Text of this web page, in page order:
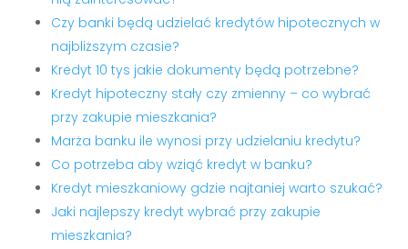
Czy banki będą udzielać kredytów hipotecznych w
najbliższym czasie?
Kredyt 10 tys jakie dokumenty będą potrzebne?
Kredyt hipoteczny stały czy zmienny – co wybrać
przy zakupie mieszkania?
Marża banku ile wynosi przy udzielaniu kredytu?
Co potrzeba aby wziąć kredyt w banku?
Kredyt mieszkaniowy gdzie najtaniej warto szukać?
Jaki najlepszy kredyt wybrać przy zakupie
mieszkania?